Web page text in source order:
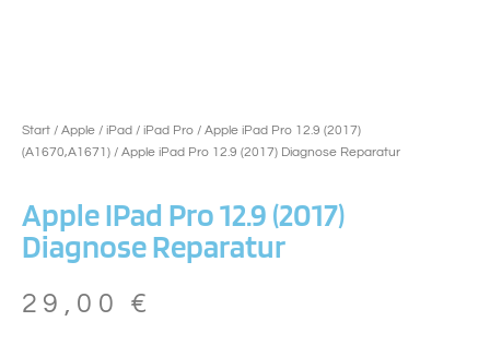
Start / Apple / iPad / iPad Pro / Apple iPad Pro 12.9 (2017)
(A1670,A1671) / Apple iPad Pro 12.9 (2017) Diagnose Reparatur
Apple IPad Pro 12.9 (2017)
Diagnose Reparatur
29,00 €